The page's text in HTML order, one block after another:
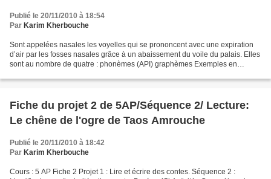
Publié le 20/11/2010 à 18:54
Par Karim Kherbouche
Sont appelées nasales les voyelles qui se prononcent avec une expiration
d’air par les fosses nasales grâce à un abaissement du voile du palais. Elles
sont au nombre de quatre : phonèmes (API) graphèmes Exemples en
Fiche du projet 2 de 5AP/Séquence 2/ Lecture:
Le chêne de l'ogre de Taos Amrouche
Publié le 20/11/2010 à 18:42
Par Karim Kherbouche
Cours : 5 AP Fiche 2 Projet 1 : Lire et écrire des contes. Séquence 2 :